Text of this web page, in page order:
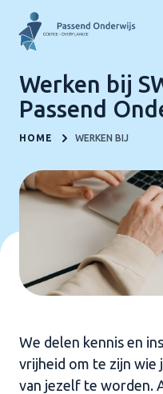
HOME WERKEN BIJ
Werken bij
Passend
We delen kennis en
vrijheid om te zijn wie
van jezelf te worden.